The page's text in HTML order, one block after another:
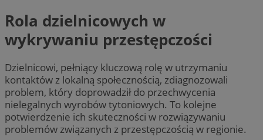
Rola dzielnicowych w
wykrywaniu przestępczości
Dzielnicowi, pełniący kluczową rolę w utrzymaniu
kontaktów z lokalną społecznością, zdiagnozowali
problem, który doprowadził do przechwycenia
nielegalnych wyrobów tytoniowych. To kolejne
potwierdzenie ich skuteczności w rozwiązywaniu
problemów związanych z przestępczością w regionie.